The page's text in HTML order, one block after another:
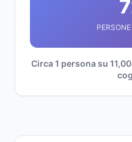
Circa 1 persona su